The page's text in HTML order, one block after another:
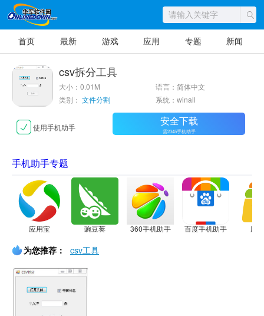
首页 最新 游戏 应用 专题 新闻
csv拆分工具
大小：0.01M
语言：简体中文
类别： 文件分割 系统：winall
使用手机助手 安全下载
需2345手机助手
手机助手专题
应用宝 豌豆荚 360手机助手 百度手机助手 应
为您推荐： csv工具